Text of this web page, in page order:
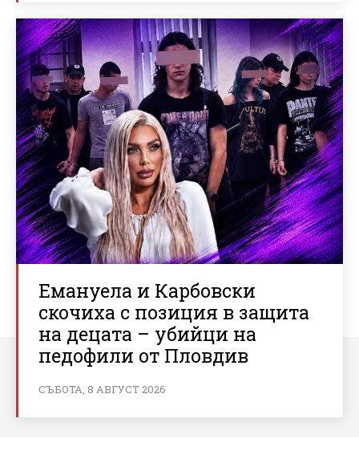
Емануела и Карбовски
скочиха с позиция в защита
на децата – убийци на
педофили от Пловдив
СЪБОТА, 8 АВГУСТ 2026